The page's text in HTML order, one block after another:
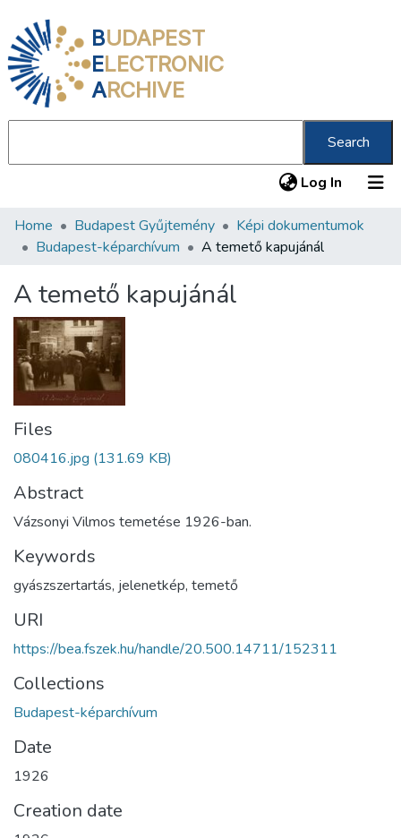
BUDAPEST
ELECTRONIC
ARCHIVE
Search
Log In (current)
Communities & Collections
Statistics
About us
Home Budapest Gyűjtemény
Képi dokumentumok
Budapest-képarchívum
A temető kapujánál
A temető kapujánál
Files
080416.jpg (131.69 KB)
Abstract
Vázsonyi Vilmos temetése 1926-ban.
Keywords
gyászszertartás, jelenetkép, temető
URI
https://bea.fszek.hu/handle/20.500.14711/152311
Collections
Budapest-képarchívum
Date
1926
Creation date